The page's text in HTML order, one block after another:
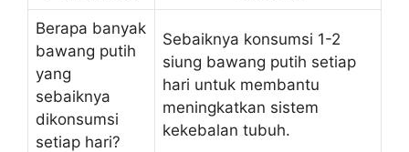
Berapa banyak
bawang putih
yang
sebaiknya
dikonsumsi
setiap hari?
Sebaiknya konsumsi 1-2
siung bawang putih setiap
hari untuk membantu
meningkatkan sistem
kekebalan tubuh.